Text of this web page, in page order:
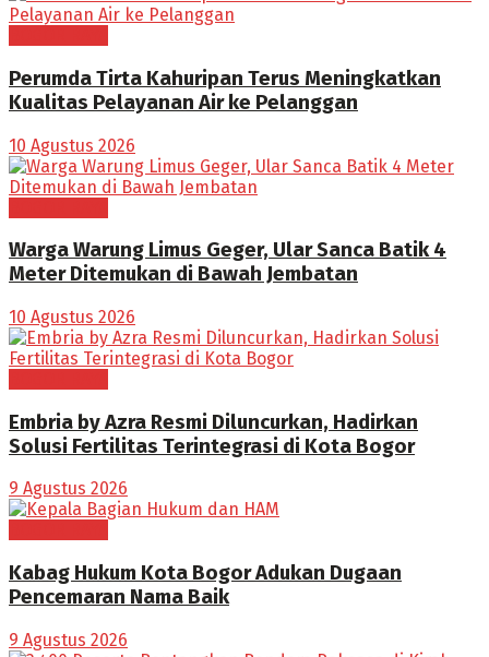
Perumda Tirta Kahuripan Terus Meningkatkan
Kualitas Pelayanan Air ke Pelanggan
10 Agustus 2026
Warga Warung Limus Geger, Ular Sanca Batik 4
Meter Ditemukan di Bawah Jembatan
10 Agustus 2026
Embria by Azra Resmi Diluncurkan, Hadirkan
Solusi Fertilitas Terintegrasi di Kota Bogor
9 Agustus 2026
Kabag Hukum Kota Bogor Adukan Dugaan
Pencemaran Nama Baik
9 Agustus 2026